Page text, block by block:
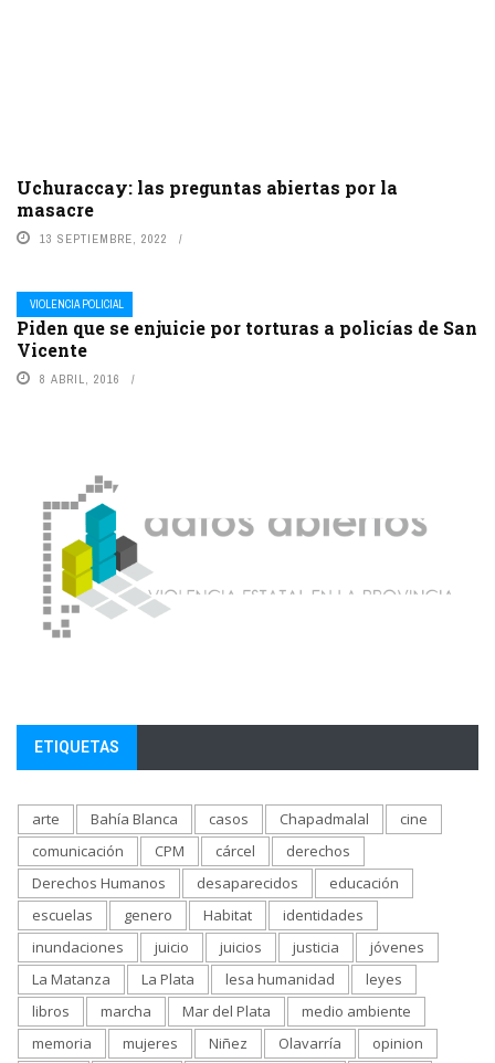
Uchuraccay: las preguntas abiertas por la
masacre
13 SEPTIEMBRE, 2022
VIOLENCIA POLICIAL
Piden que se enjuicie por torturas a policías de San
Vicente
8 ABRIL, 2016
ETIQUETAS
arte Bahía Blanca casos Chapadmalal
cine
comunicación
CPM cárcel
derechos
Derechos Humanos
desaparecidos
educación
escuelas
genero Habitat
identidades
inundaciones
juicio juicios justicia
jóvenes
La Matanza
La Plata lesa humanidad
leyes
libros
marcha Mar del Plata
medio ambiente
memoria
mujeres Niñez Olavarría
opinion